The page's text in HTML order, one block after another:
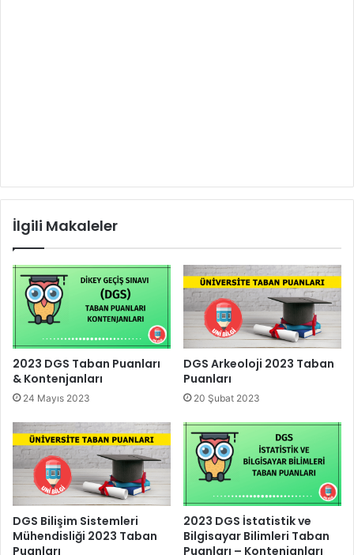
İlgili Makaleler
2023 DGS Taban Puanları
& Kontenjanları
24 Mayıs 2023
DGS Arkeoloji 2023 Taban
Puanları
20 Şubat 2023
DGS Bilişim Sistemleri
Mühendisliği 2023 Taban
Puanları
2023 DGS İstatistik ve
Bilgisayar Bilimleri Taban
Puanları – Kontenjanları